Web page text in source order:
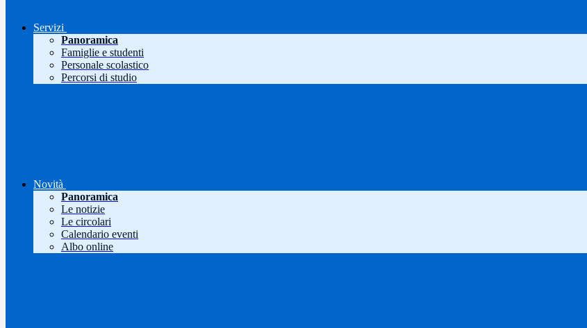
Servizi
Panoramica
Famiglie e studenti
Personale scolastico
Percorsi di studio
Novità
Panoramica
Le notizie
Le circolari
Calendario eventi
Albo online